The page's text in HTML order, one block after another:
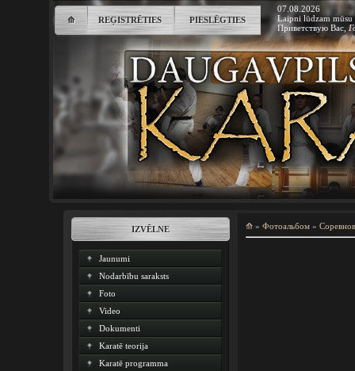
⟰ REĢISTRĒTIES PIESLĒGTIES
07.08.2026
Laipni lūdzam mūsu
Приветствую Вас ,
IZVĒLNE
Jaunumi
Nodarbību saraksts
Foto
Video
Dokumenti
Karatē teorija
Karatē programma
⟰ » Фотоальбом »